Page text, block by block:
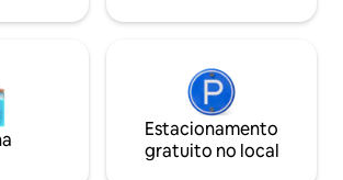
Estacionamento
gratuito no local